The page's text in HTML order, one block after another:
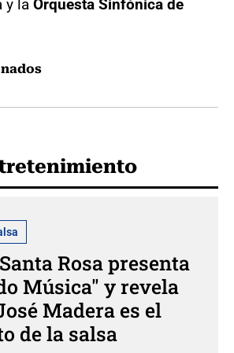
y la Orquesta Sinfónica de
Rosa presenta
Música" y revela
Madera es el
de la salsa